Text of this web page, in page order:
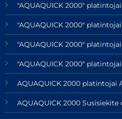
"AQUAQUICK 2000"
"AQUAQUICK 2000"
"AQUAQUICK 2000"
"AQUAQUICK 2000"
AQUAQUICK 2000 platintojai
AQUAQUICK 2000